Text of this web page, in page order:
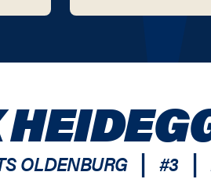
OLDENBURG | #3 |